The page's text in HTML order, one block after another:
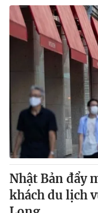
Nhật Bản đẩy
khách du lịch